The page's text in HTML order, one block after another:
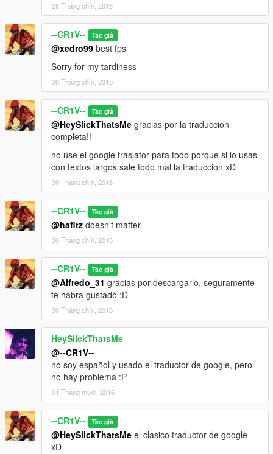
28 Tháng chín, 2016
--CR1V-- Tác giả
@xedro99 best fps
Sorry for my tardiness
30 Tháng chín, 2016
--CR1V-- Tác giả
@HeySlickThatsMe gracias por la traduccion
completa!!
no use el google traslator para todo porque si lo usas
con textos largos sale todo mal la traduccion xD
30 Tháng chín, 2016
--CR1V-- Tác giả
@hafitz doesn't matter
30 Tháng chín, 2016
--CR1V-- Tác giả
@Alfredo_31 gracias por descargarlo, seguramente
te habra gustado :D
30 Tháng chín, 2016
HeySlickThatsMe
@--CR1V--
no soy español y usado el traductor de google, pero
no hay problema :P
01 Tháng mười, 2016
--CR1V-- Tác giả
@HeySlickThatsMe el clasico traductor de google
xD